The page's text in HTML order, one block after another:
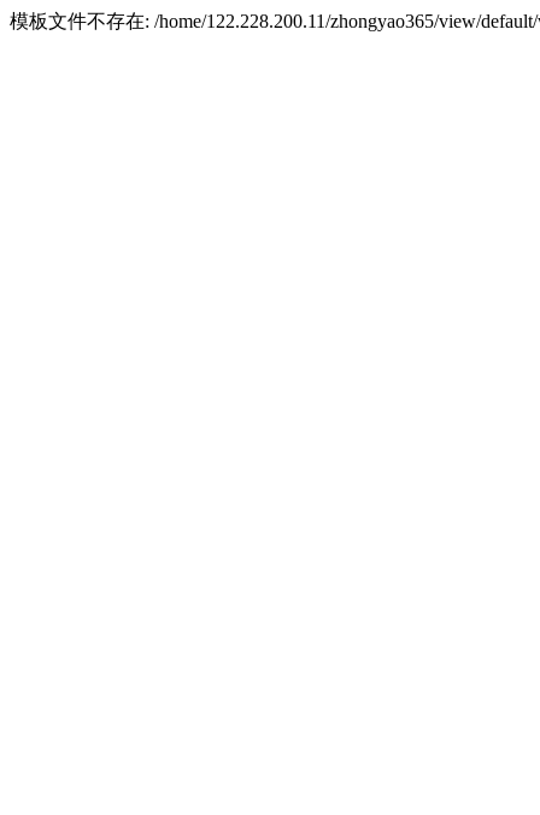
模板文件不存在: /home/122.228.200.11/zhongyao365/view/